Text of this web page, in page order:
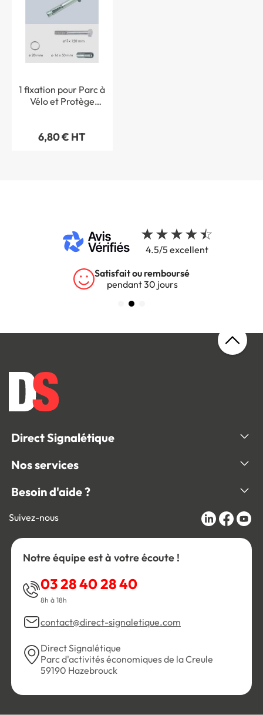
1 fixation pour Parc à
Vélo et Protège
Pour sol béton
6,80 € HT
4.5/5 excellent
Satisfait ou remboursé
pendant 30 jours
Direct Signalétique
Nos services
Besoin d'aide ?
Suivez-nous
Notre équipe est à votre écoute !
03 28 40 28 40
8h à 18h
contact@direct-signaletique.com
Direct Signalétique
Parc d'activités économiques de la Creule
59190 Hazebrouck